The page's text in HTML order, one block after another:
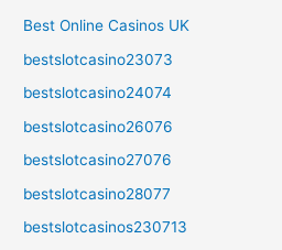
Best Online Casinos UK
bestslotcasino23073
bestslotcasino24074
bestslotcasino26076
bestslotcasino27076
bestslotcasino28077
bestslotcasinos230713